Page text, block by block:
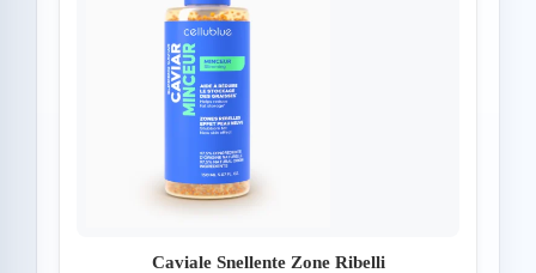
Caviale Snellente Zone Ribelli